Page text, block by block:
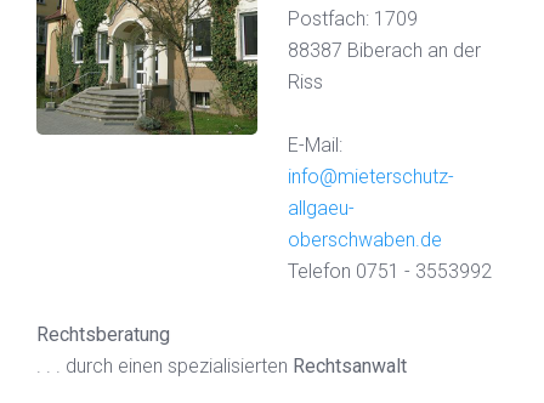
Postfach: 1709
88387 Biberach an der
Riss
E-Mail:
info@mieterschutz-
allgaeu-
oberschwaben.de
Telefon 0751 - 3553992
Rechtsberatung
. . . durch einen spezialisierten Rechtsanwalt